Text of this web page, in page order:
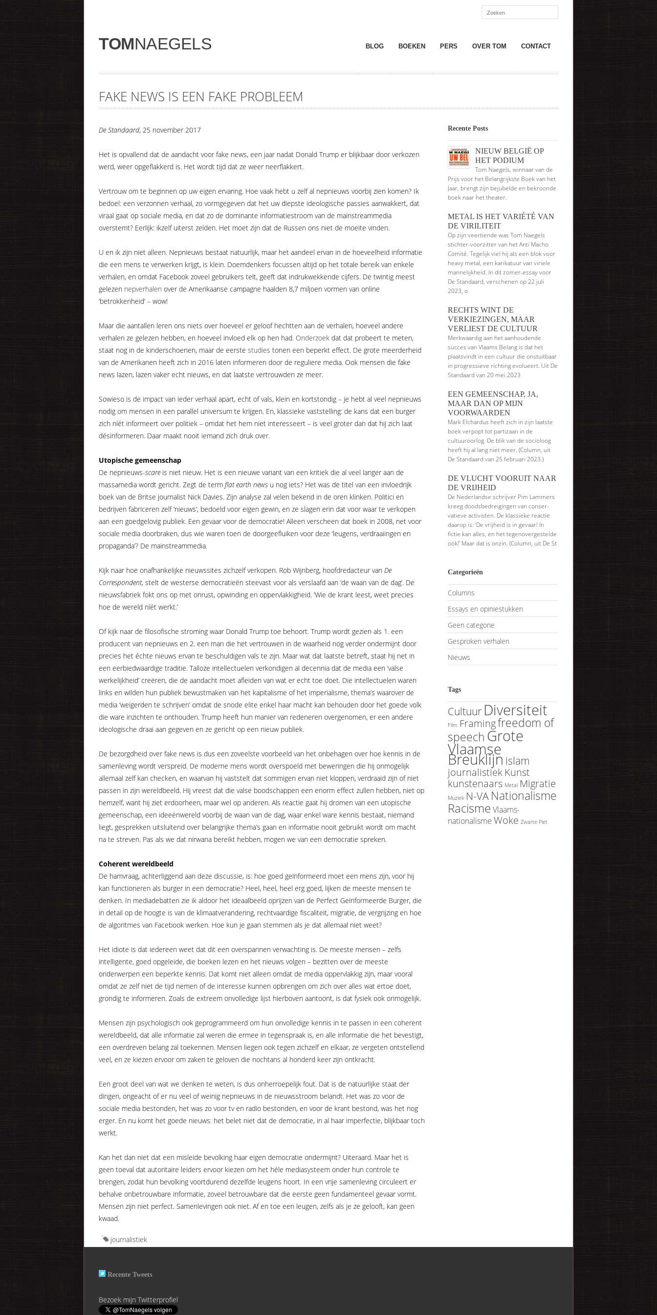
TOMNAEGELS BLOG BOEKEN PERS OVER TOM CONTACT
FAKE NEWS IS EEN FAKE PROBLEEM
De Standaard, 25 november 2017
Het is opvallend dat de aandacht voor fake news, een jaar nadat Donald Trump er blijkbaar door verkozen
werd, weer opgeflakkerd is. Het wordt tijd dat ze weer neerflakkert.
Vertrouw om te beginnen op uw eigen ervaring. Hoe vaak hebt u zelf al nepnieuws voorbij zien komen? Ik
bedoel: een verzonnen verhaal, zo vormgegeven dat het uw diepste ideologische passies aanwakkert, dat
viraal gaat op sociale media, en dat zo de dominante informatiestroom van de mainstreammedia
overstemt? Eerlijk: ikzelf uiterst zelden. Het moet zijn dat de Russen ons niet de moeite vinden.
U en ik zijn niet alleen. Nepnieuws bestaat natuurlijk, maar het aandeel ervan in de hoeveelheid informatie
die een mens te verwerken krijgt, is klein. Doemdenkers focussen altijd op het totale bereik van enkele
verhalen, en omdat Facebook zoveel gebruikers telt, geeft dat indrukwekkende cijfers. De twintig meest
gelezen nepverhalen over de Amerikaanse campagne haalden 8,7 miljoen vormen van online
‘betrokkenheid’ – wow!
Maar die aantallen leren ons niets over hoeveel er geloof hechtten aan de verhalen, hoeveel andere
verhalen ze gelezen hebben, en hoeveel invloed elk op hen had. Onderzoek dat dat probeert te meten,
staat nog in de kinderschoenen, maar de eerste studies tonen een beperkt effect. De grote meerderheid
van de Amerikanen heeft zich in 2016 laten informeren door de reguliere media. Ook mensen die fake
news lazen, lazen vaker echt nieuws, en dat laatste vertrouwden ze meer.
Sowieso is de impact van ieder verhaal apart, echt of vals, klein en kortstondig – je hebt al veel nepnieuws
nodig om mensen in een parallel universum te krijgen. En, klassieke vaststelling: de kans dat een burger
zich níét informeert over politiek – omdat het hem niet interesseert – is veel groter dan dat hij zich laat
désinformeren. Daar maakt nooit iemand zich druk over.
Utopische gemeenschap
De nepnieuws-scare is niet nieuw. Het is een nieuwe variant van een kritiek die al veel langer aan de
massamedia wordt gericht. Zegt de term flat earth news u nog iets? Het was de titel van een invloedrijk
boek van de Britse journalist Nick Davies. Zijn analyse zal velen bekend in de oren klinken. Politici en
bedrijven fabriceren zelf ‘nieuws’, bedoeld voor eigen gewin, en ze slagen erin dat voor waar te verkopen
aan een goedgelovig publiek. Een gevaar voor de democratie! Alleen verscheen dat boek in 2008, net voor
sociale media doorbraken, dus wie waren toen de doorgeefluiken voor deze ‘leugens, verdraaiingen en
propaganda’? De mainstreammedia.
Kijk naar hoe onafhankelijke nieuwssites zichzelf verkopen. Rob Wijnberg, hoofdredacteur van De
Correspondent, stelt de westerse democratieën steevast voor als verslaafd aan ‘de waan van de dag’. De
nieuwsfabriek fokt ons op met onrust, opwinding en oppervlakkigheid. ‘Wie de krant leest, weet precies
hoe de wereld níét werkt.’
Of kijk naar de filosofische stroming waar Donald Trump toe behoort. Trump wordt gezien als 1. een
producent van nepnieuws en 2. een man die het vertrouwen in de waarheid nog verder ondermijnt door
precies het échte nieuws ervan te beschuldigen vals te zijn. Maar wat dat laatste betreft, staat hij net in
een eerbiedwaardige traditie. Talloze intellectuelen verkondigen al decennia dat de media een ‘valse
werkelijkheid’ creëren, die de aandacht moet afleiden van wat er echt toe doet. Die intellectuelen waren
links en wilden hun publiek bewust­maken van het kapitalisme of het imperialisme, thema’s waarover de
media ‘weigerden te schrijven’ omdat de snode elite enkel haar macht kan behouden door het goede volk
die ware inzichten te onthouden. Trump heeft hun manier van redeneren overgenomen, er een andere
ideologische draai aan gegeven en ze gericht op een nieuw publiek.
De bezorgdheid over fake news is dus een zoveelste voorbeeld van het onbehagen over hoe kennis in de
samenleving wordt verspreid. De moderne mens wordt overspoeld met beweringen die hij onmogelijk
allemaal zelf kan checken, en waarvan hij vaststelt dat sommigen ervan niet kloppen, verdraaid zijn of niet
passen in zijn wereldbeeld. Hij vreest dat die valse boodschappen een enorm effect zullen hebben, niet op
hemzelf, want hij ziet erdoorheen, maar wel op anderen. Als reactie gaat hij dromen van een utopische
gemeenschap, een ideeën­wereld voorbij de waan van de dag, waar enkel ware kennis bestaat, niemand
liegt, gesprekken uitsluitend over belangrijke thema’s gaan en informatie nooit gebruikt wordt om macht
na te streven. Pas als we dat nirwana bereikt hebben, mogen we van een democratie spreken.
Coherent wereldbeeld
De hamvraag, achterliggend aan deze discussie, is: hoe goed geïnformeerd moet een mens zijn, voor hij
kan functioneren als burger in een democratie? Heel, heel, heel erg goed, lijken de meeste mensen te
denken. In mediadebatten zie ik aldoor het ideaalbeeld oprijzen van de Perfect Geïnformeerde Burger, die
in detail op de hoogte is van de klimaatverandering, rechtvaardige fiscaliteit, migratie, de vergrijzing en hoe
de algoritmes van Facebook werken. Hoe kun je gaan stemmen als je dat allemaal niet weet?
Het idiote is dat iedereen weet dat dit een overspannen verwachting is. De meeste mensen – zelfs
intelligente, goed opgeleide, die boeken lezen en het nieuws volgen – bezitten over de meeste
onderwerpen een beperkte kennis. Dat komt niet alleen omdat de media oppervlakkig zijn, maar vooral
omdat ze zelf niet de tijd nemen of de interesse kunnen opbrengen om zich over alles wat ertoe doet,
grondig te informeren. Zoals de extreem onvolledige lijst hierboven aantoont, is dat fysiek ook onmogelijk.
Mensen zijn psychologisch ook geprogrammeerd om hun onvolledige kennis in te passen in een coherent
wereldbeeld, dat alle informatie zal weren die ermee in tegenspraak is, en alle informatie die het bevestigt,
een overdreven belang zal toekennen. Mensen liegen ook tegen zichzelf en elkaar, ze vergeten ontstellend
veel, en ze kiezen ervoor om zaken te geloven die nochtans al honderd keer zijn ontkracht.
Een groot deel van wat we denken te weten, is dus onherroepelijk fout. Dat is de natuurlijke staat der
dingen, ongeacht of er nu veel of weinig nepnieuws in de nieuwsstroom belandt. Het was zo voor de
sociale media bestonden, het was zo voor tv en radio bestonden, en voor de krant bestond, was het nog
erger. En nu komt het goede nieuws: het belet niet dat de democratie, in al haar imperfectie, blijkbaar toch
werkt.
Kan het dan niet dat een misleide bevolking haar eigen democratie ondermijnt? Uiteraard. Maar het is
geen toeval dat autoritaire leiders ervoor kiezen om het héle mediasysteem onder hun controle te
brengen, zodat hun bevolking voortdurend dezelfde leugens hoort. In een vrije samenleving circuleert er
behalve onbetrouwbare informatie, zoveel betrouwbare dat die eerste geen fundamenteel gevaar vormt.
Mensen zijn niet perfect. Samenlevingen ook niet. Af en toe een leugen, zelfs als je ze gelooft, kan geen
kwaad.
journalistiek
Recente Posts
NIEUW BELGIË OP
HET PODIUM
Tom Naegels, winnaar van de
Prijs voor het Belangrijkste Boek van het
Jaar, brengt zijn bejubelde en bekroonde
boek naar het theater.
METAL IS HET VARIÉTÉ VAN
DE VIRILITEIT
Op zijn veertiende was Tom Naegels
stichter-voorzitter van het Anti Macho
Comité. Tegelijk viel hij als een blok voor
heavy metal, een karikatuur van viriele
mannelijkheid. In dit zomer-essay voor
De Standaard, verschenen op 22 juli
2023, o
RECHTS WINT DE
VERKIEZINGEN, MAAR
VERLIEST DE CULTUUR
Merkwaardig aan het aanhoudende
succes van Vlaams Belang is dat het
plaatsvindt in een cultuur die onstuitbaar
in progressieve richting evolueert. Uit De
Standaard van 20 mei 2023
EEN GEMEENSCHAP, JA,
MAAR DAN OP MIJN
VOORWAARDEN
Mark Elchardus heeft zich in zijn laatste
boek verpopt tot partizaan in de
cultuuroorlog. De blik van de socioloog
heeft hij al lang niet meer. (Column, uit
De Standaard van 25 februari 2023.)
DE VLUCHT VOORUIT NAAR
DE VRIJHEID
De Nederlandse schrijver Pim Lammers
kreeg doodsbedreigingen van conser­
vatieve activisten. De klassieke reactie
daarop is: ‘De vrijheid is in gevaar! In
fictie kan alles, en het tegenovergestelde
ook!’ Maar dat is onzin. (Column, uit De St
Categorieën
Columns
Essays en opiniestukken
Geen categorie
Gesproken verhalen
Nieuws
Tags
Cultuur Diversiteit
Film Framingfreedom of
speech Grote
Vlaamse
Breuklijn islam
journalistiek Kunst
kunstenaars Metal Migratie
Muziek N-VA Nationalisme
Racisme Vlaams-
nationalisme Woke Zwarte Piet
Recente Tweets
Bezoek mijn Twitterprofiel